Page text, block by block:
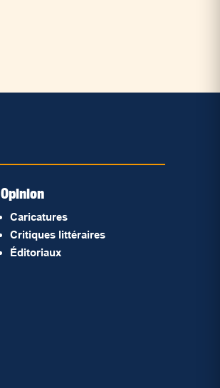
Opinion
Caricatures
Critiques littéraires
Éditoriaux